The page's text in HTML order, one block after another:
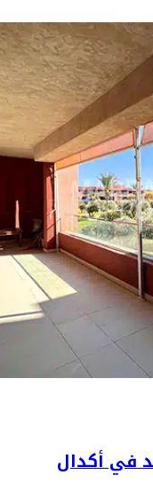
في أكدال